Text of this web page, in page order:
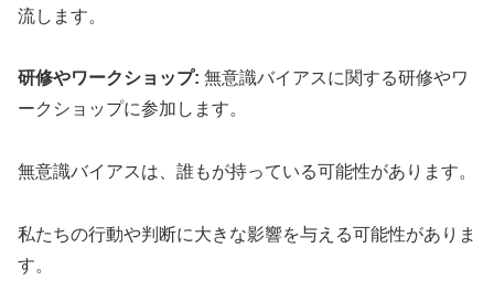
流します。
研修やワークショップ: 無意識バイアスに関する研修やワ
ークショップに参加します。
無意識バイアスは、誰もが持っている可能性があります。
私たちの行動や判断に大きな影響を与える可能性がありま
す。